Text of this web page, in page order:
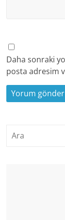
Daha sonraki
posta adresim